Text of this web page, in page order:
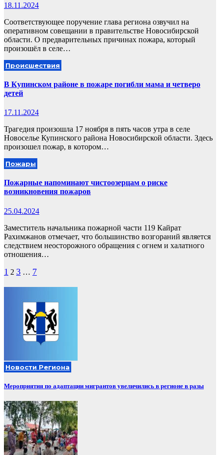
18.11.2024
Соответствующее поручение глава региона озвучил на
оперативном совещании в правительстве Новосибирской
области. О предварительных причинах пожара, который
произошёл в селе…
Происшествия
В Купинском районе в пожаре погибли мама и четверо
детей
17.11.2024
Трагедия произошла 17 ноября в пять часов утра в селе
Новоселье Купинского района Новосибирской области. Здесь
произошел пожар, в котором…
Пожары
Пожарные напоминают чистоозерцам о риске
возникновения пожаров
25.04.2024
Заместитель начальника пожарной части 119 Кайрат
Рахимжанов отмечает, что большинство возгораний является
следствием неосторожного обращения с огнем и халатного
отношения…
Пагинация
записей
1 2 3 … 7
Новости Региона
Мероприятия по адаптации мигрантов увеличились в регионе в разы